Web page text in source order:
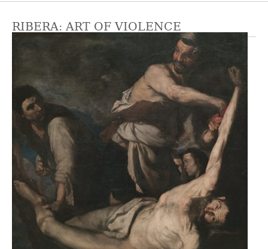
RIBERA: ART OF VIOLENCE